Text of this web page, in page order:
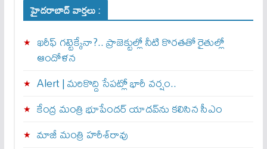
హైదరాబాద్ వార్తలు :
ఖరీఫ్ గట్టెక్కేనా?.. ప్రాజెక్టుల్లో నీటి కొరతతో రైతుల్లో
ఆందోళన
Alert | మ‌రికొద్ది సేప‌ట్లో భారీ వ‌ర్షం..
కేంద్ర మంత్రి భూపేందర్ యాదవ్‌ను కలిసిన సీఎం
మాజీ మంత్రి హరీశ్‌రావు